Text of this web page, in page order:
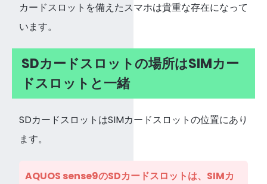
カードスロットを備えたスマホは貴重な存在になって
います。
SDカードスロットの場所はSIMカー
ドスロットと一緒
SDカードスロットはSIMカードスロットの位置にあり
ます。
AQUOS sense9のSDカードスロットは、SIMカ